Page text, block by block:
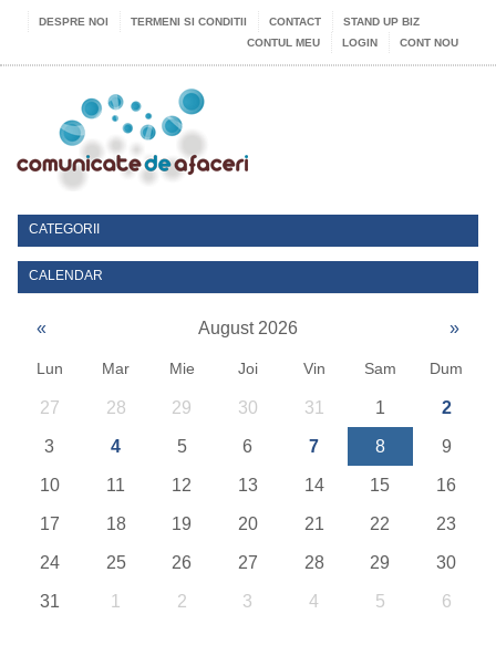
DESPRE NOI TERMENI SI CONDITII CONTACT
STAND UP BIZ
CONTUL MEU
LOGIN CONT NOU
CATEGORII
CALENDAR
« August 2026 »
Lun Mar Mie Joi Vin Sam Dum
27 28 29 30 31 1 2
3 4 5 6 7 8 9
10 11 12 13 14 15 16
17 18 19 20 21 22 23
24 25 26 27 28 29 30
31 1 2 3 4 5 6